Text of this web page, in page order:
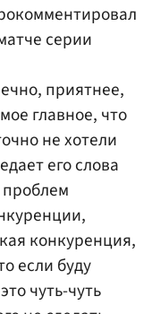
серии
приятнее,
главное, что
не хотели
его слова
конкуренция,
если буду
чуть-чуть